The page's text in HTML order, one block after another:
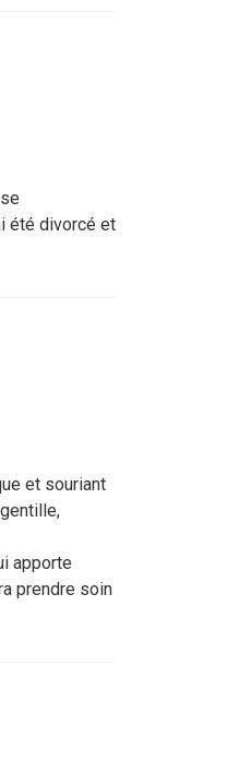
été divorcé et
et souriant
apporte
prendre soin